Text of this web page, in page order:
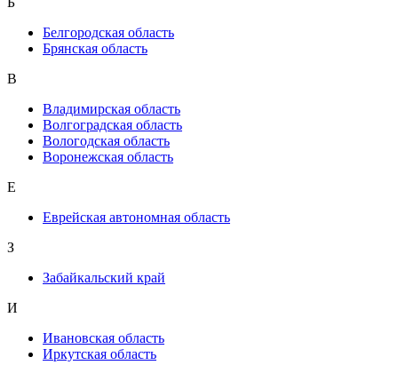
Белгородская область
Брянская область
В
Владимирская область
Волгоградская область
Вологодская область
Воронежская область
Е
Еврейская автономная область
З
Забайкальский край
И
Ивановская область
Иркутская область